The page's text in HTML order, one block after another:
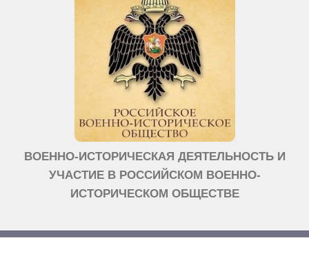
ВОЕННО-ИСТОРИЧЕСКАЯ ДЕЯТЕЛЬНОСТЬ И
УЧАСТИЕ В РОССИЙСКОМ ВОЕННО-
ИСТОРИЧЕСКОМ ОБЩЕСТВЕ